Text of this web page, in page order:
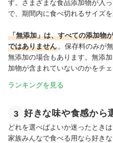
す。さまざまな食品添加物が入
で、期間内に食べ切れるサイズを
「無添加」は、すべての添加物
ではありません 。保存料のみが
無添加の場合もあります。無添
加物が含まれていないのかをチ
ランキングを見る
3 好きな味や食感から
どれを選べばよいか迷ったとき
家族みんなで食べる用なら好き